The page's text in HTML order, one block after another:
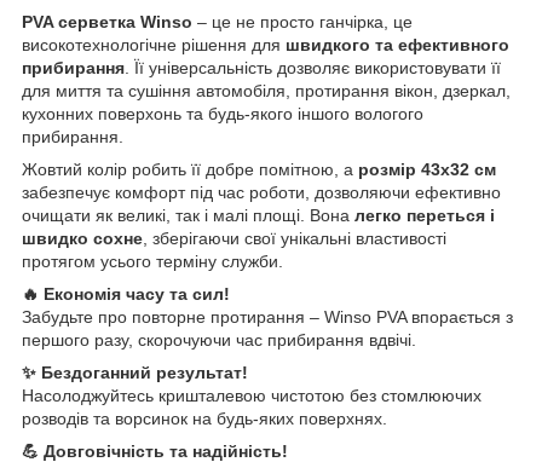
PVA серветка Winso – це не просто ганчірка, це
високотехнологічне рішення для швидкого та ефективного
прибирання . Її універсальність дозволяє використовувати її
для миття та сушіння автомобіля, протирання вікон, дзеркал,
кухонних поверхонь та будь-якого іншого вологого
прибирання.
Жовтий колір робить її добре помітною, а розмір 43х32 см
забезпечує комфорт під час роботи, дозволяючи ефективно
очищати як великі, так і малі площі. Вона легко переться і
швидко сохне , зберігаючи свої унікальні властивості
протягом усього терміну служби.
🔥 Економія часу та сил!
Забудьте про повторне протирання – Winso PVA впорається з
першого разу, скорочуючи час прибирання вдвічі.
✨ Бездоганний результат!
Насолоджуйтесь кришталевою чистотою без стомлюючих
розводів та ворсинок на будь-яких поверхнях.
💪 Довговічність та надійність!